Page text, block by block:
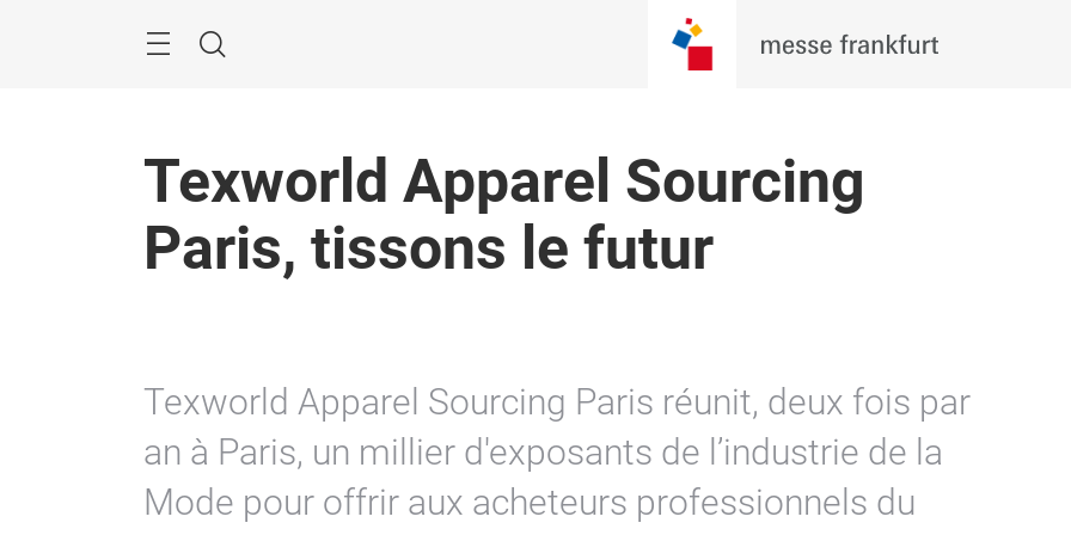
Rechercher
Texworld Apparel Sourcing
Paris, tissons le futur
Texworld Apparel Sourcing Paris réunit, deux fois par
an à Paris, un millier d'exposants de l’industrie de la
Mode pour offrir aux acheteurs professionnels du